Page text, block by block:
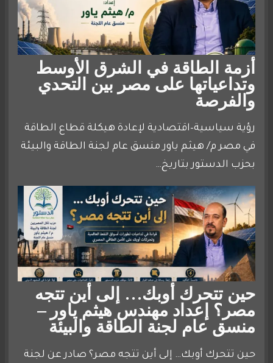
أزمة الطاقة في الشرق الأوسط
وتداعياتها على مصر بين التحدي
والفرصة
رؤية سياسية–اقتصادية لإعادة هيكلة قطاع الطاقة
في مصر م/ هيثم ياور منسق عام لجنة الطاقة والبيئة
بحزب الدستور بتاريخ…
حين تتحرك أوبك… إلى أين تتجه
مصر؟ إعداد مهندس هيثم ياور –
منسق عام لجنة الطاقة والبيئة
حين تتحرك أوبك… إلى أين تتجه مصر؟ صادر عن لجنة